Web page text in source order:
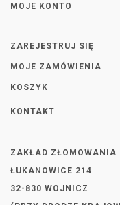
MOJE KONTO
ZAREJESTRUJ SIĘ
MOJE ZAMÓWIENIA
KOSZYK
KONTAKT
ZAKŁAD ZŁOMOWANIA
ŁUKANOWICE 214
32-830 WOJNICZ